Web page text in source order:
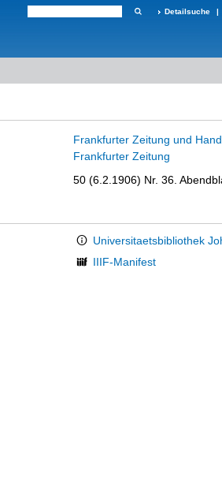
Detailsuche |
Frankfurter Zeitung und
Frankfurter Zeitung
50 (6.2.1906) Nr. 36.
Universitaetsbibliothek
IIIF-Manifest